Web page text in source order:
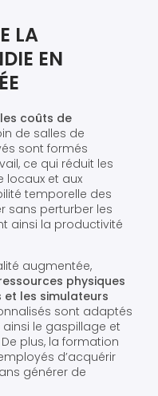
LA
EN
coûts de
de salles de
sont formés
ce qui réduit les
locaux et aux
temporelle des
sans perturber les
ainsi la productivité
augmentée,
physiques
et les simulateurs
sont adaptés
le gaspillage et
plus, la formation
d’acquérir
générer de